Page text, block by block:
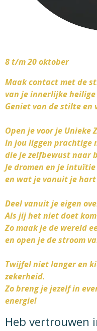
8 t/m 20 oktober
Maak contact met de
van je innerlijke
Geniet van de stilte
Open je voor je Unieke
In jou liggen prachtige
die je zelfbewust naar
Je dromen en je
en wat je vanuit je
Deel vanuit je eigen
Als jij het niet doet
Zo maak je de wereld
en open je de stroom
Twijfel niet langer en
zekerheid.
Zo breng je jezelf in
energie!
Heb vertrouwen